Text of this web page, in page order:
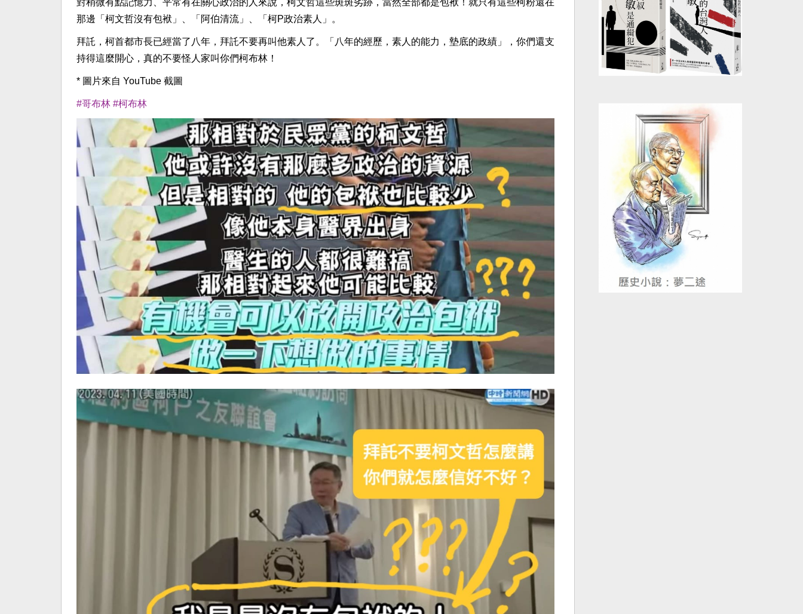
對稍微有點記憶力、平常有在關心政治的人來說，柯文哲這些斑斑劣跡，當然全部都是包袱！就只有這些柯粉還在
那邊「柯文哲沒有包袱」、「阿伯清流」、「柯P政治素人」。
拜託，柯首都市長已經當了八年，拜託不要再叫他素人了。「八年的經歷，素人的能力，墊底的政績」，你們還支
持得這麼開心，真的不要怪人家叫你們柯布林！
* 圖片來自 YouTube 截圖
#哥布林 #柯布林